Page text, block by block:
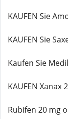
KAUFEN Sie
KAUFEN Sie
Kaufen Sie
KAUFEN Xanax
Rubifen 20 mg